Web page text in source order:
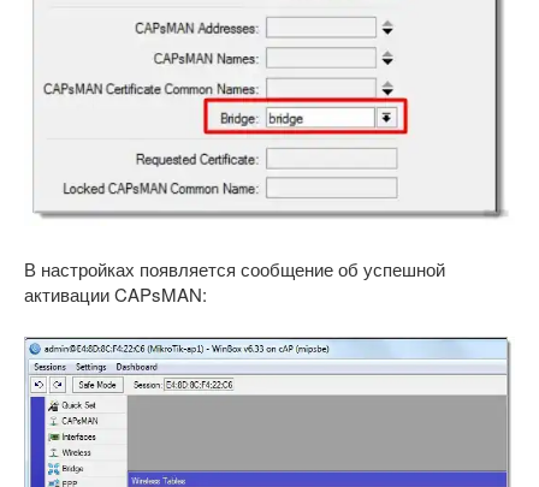
В настройках появляется сообщение об успешной
активации CAPsMAN: